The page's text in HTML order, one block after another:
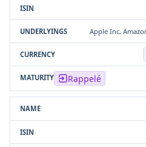
Apple Inc,
Rappelé